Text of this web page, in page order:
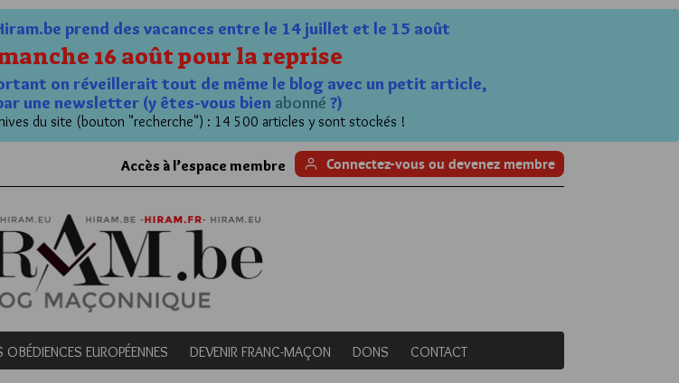
prend des vacances entre le 14 juillet et le 15 août
16 août pour la reprise
on réveillerait tout de même le blog avec un petit article,
une newsletter (y êtes-vous bien abonné ?)
du site (bouton "recherche") : 14 500 articles y sont stockés !
Accès à l’espace membre Connectez-vous ou devenez membre
OBÉDIENCES EUROPÉENNES DEVENIR FRANC-MAÇON DONS CONTACT